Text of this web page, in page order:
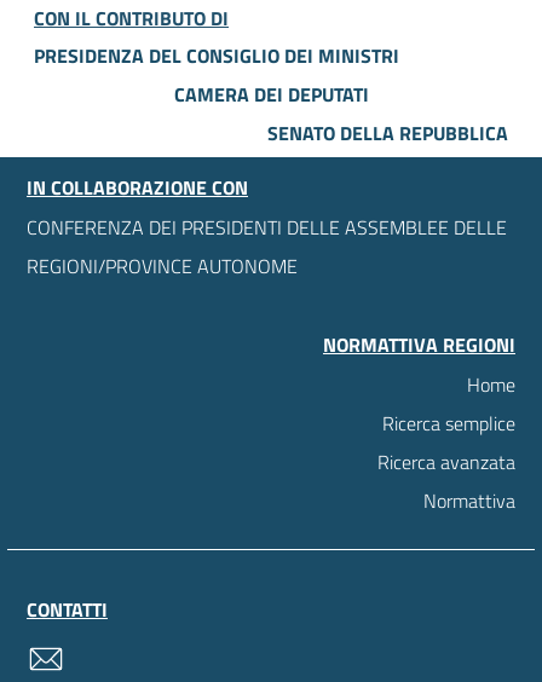
CON IL CONTRIBUTO DI
PRESIDENZA DEL CONSIGLIO DEI MINISTRI
CAMERA DEI DEPUTATI
SENATO DELLA REPUBBLICA
IN COLLABORAZIONE CON
CONFERENZA DEI PRESIDENTI DELLE ASSEMBLEE DELLE
REGIONI/PROVINCE AUTONOME
NORMATTIVA REGIONI
Home
Ricerca semplice
Ricerca avanzata
Normattiva
CONTATTI